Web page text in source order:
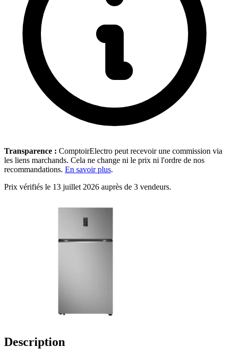
Transparence : ComptoirElectro peut recevoir une commission via
les liens marchands. Cela ne change ni le prix ni l'ordre de nos
recommandations. En savoir plus.
Prix vérifiés le 13 juillet 2026 auprès de 3 vendeurs.
Description